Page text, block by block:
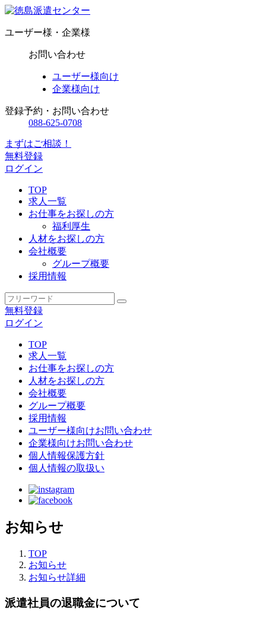
ユーザー様・企業様
お問い合わせ
ユーザー様向け
企業様向け
登録予約・お問い合わせ
088-625-0708
まずはご相談！
無料登録
ログイン
TOP
求人一覧
お仕事をお探しの方
福利厚生
人材をお探しの方
会社概要
グループ概要
採用情報
無料登録
ログイン
TOP
求人一覧
お仕事をお探しの方
人材をお探しの方
会社概要
グループ概要
採用情報
ユーザー様向けお問い合わせ
企業様向けお問い合わせ
個人情報保護方針
個人情報の取扱い
お知らせ
TOP
お知らせ
お知らせ詳細
派遣社員の退職金について